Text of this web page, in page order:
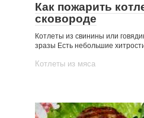
Как пожарить
сковороде
Котлеты из свинины или
зразы Есть небольшие
Котлеты из мяса